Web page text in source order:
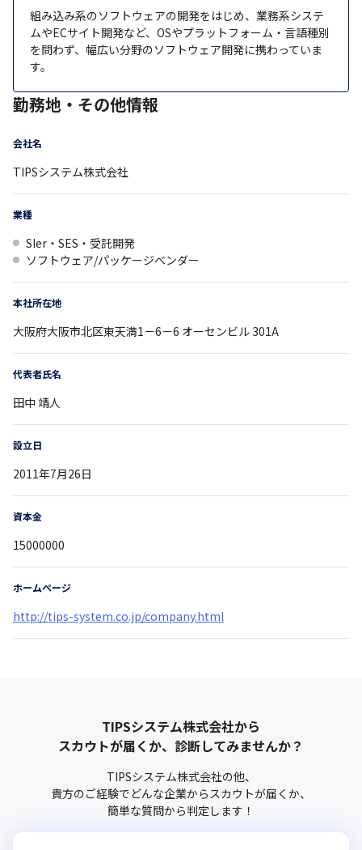
組み込み系のソフトウェアの開発をはじめ、業務系システ
ムやECサイト開発など、OSやプラットフォーム・言語種別
を問わず、幅広い分野のソフトウェア開発に携わっていま
す。
勤務地・その他情報
会社名
TIPSシステム株式会社
業種
SIer・SES・受託開発
ソフトウェア/パッケージベンダー
本社所在地
大阪府大阪市北区東天満1－6－6 オーセンビル 301A
代表者氏名
田中 靖人
設立日
2011年7月26日
資本金
15000000
ホームページ
http://tips-system.co.jp/company.html
TIPSシステム株式会社から
スカウトが届くか、診断してみませんか？
TIPSシステム株式会社の他、
貴方のご経験でどんな企業からスカウトが届くか、
簡単な質問から判定します！